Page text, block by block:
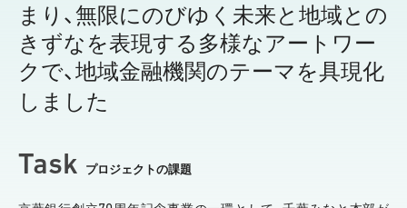
まり、無限にのびゆく未来と地域との
きずなを表現する多様なアートワー
クで、地域金融機関のテーマを具現化
しました
Task プロジェクトの課題